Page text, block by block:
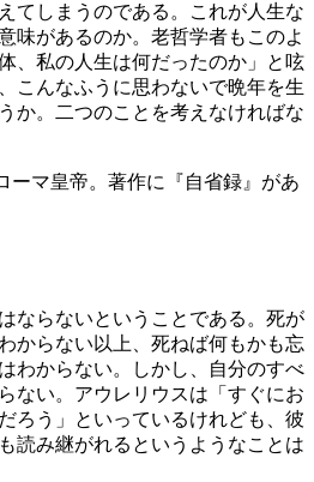
てしまうのである。これが人生な
味があるのか。老哲学者もこのよ
、私の人生は何だったのか」と呟
こんなふうに思わないで晩年を生
か。二つのことを考えなければな
ーマ皇帝。著作に『自省録』があ
ならないということである。死が
からない以上、死ねば何もかも忘
わからない。しかし、自分のすべ
ない。アウレリウスは「すぐにお
ろう」といっているけれども、彼
読み継がれるというようなことは